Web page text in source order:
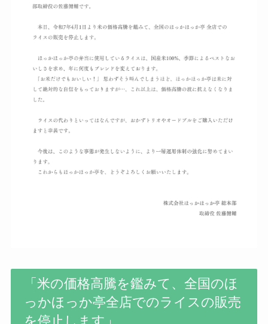
「米の価格高騰を鑑みて、全国のほ
っかほっか亭全店でのライスの販売
を停止します」